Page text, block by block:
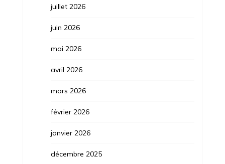
juillet 2026
juin 2026
mai 2026
avril 2026
mars 2026
février 2026
janvier 2026
décembre 2025